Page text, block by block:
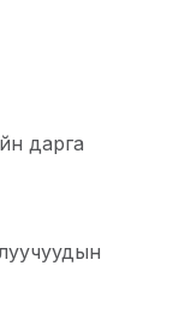
дарга